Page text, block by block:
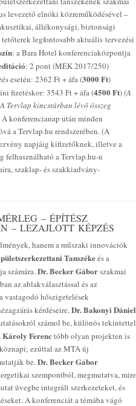
levezető elnöki közreműködésével –
állékonysági, biztonsági
legfontosabb aktuális tervezési
: a Bara Hotel konferenciaközpontja
: 2 pont (MÉK 2017/250)
esetén: 2362 Ft + áfa (3000 Ft)
fizetéskor: 3543 Ft + áfa (4500 Ft)(A
Tervlap kincstárban lévő összeg
konferencianap után minden
a Tervlap.hu rendszerében. (A
napjáig kifizetőknek, illetve a
felhasználható a Tervlap.hu-n
szaklap- és szakkiadvány-
– ÉPÍTÉSZ
– LEZAJLOTT KÉPZÉS
hanem a műszaki innovációk
Tanszékeés a
számára.Dr. Becker Gáborszakmai
az ablakválasztással és az
vastagodó hőszigetelések
kérdéseire.Dr. Bakonyi Dániel
számol be, különös tekintettel
Károly Ferenctöbb olyan projekten is
ezúttal az MTA új
be.Dr. Becker Gábor
szempontból, megmutatva, mire
üvegbe integrált szerkezeteket, és
A konferenciát a témába vágó